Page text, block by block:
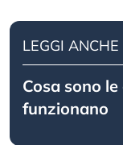
LEGGI ANCHE
Cosa sono
funzionano